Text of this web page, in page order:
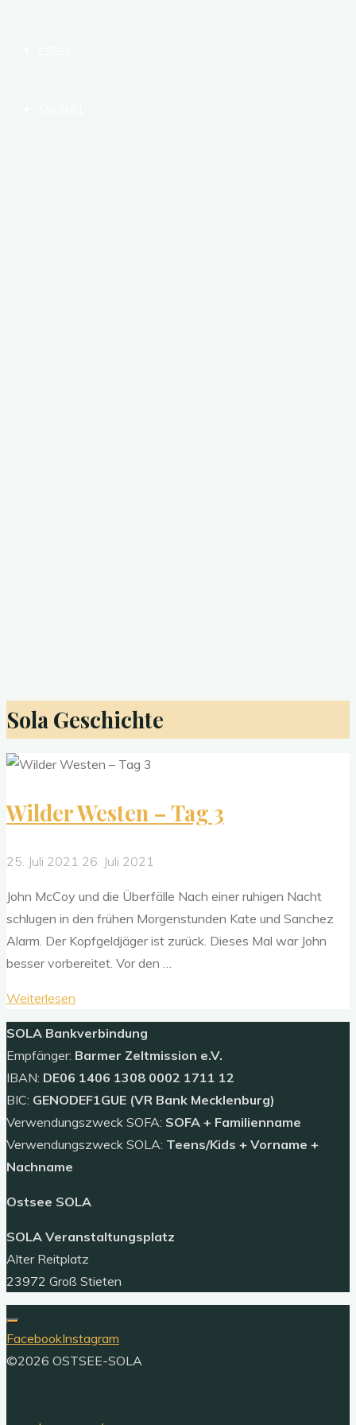
Sola Geschichte
Wilder Westen – Tag 3
25. Juli 2021 26. Juli 2021
John McCoy und die Überfälle Nach einer ruhigen Nacht
schlugen in den frühen Morgenstunden Kate und Sanchez
Alarm. Der Kopfgeldjäger ist zurück. Dieses Mal war John
besser vorbereitet. Vor den …
Weiterlesen
Westen
–
Tag
3"
SOLA Bankverbindung
Empfänger: Barmer Zeltmission e.V.
IBAN: DE06 1406 1308 0002 1711 12
BIC: GENODEF1GUE (VR Bank Mecklenburg)
Verwendungszweck SOFA: SOFA + Familienname
Verwendungszweck SOLA: Teens/Kids + Vorname +
Nachname
Ostsee SOLA
SOLA Veranstaltungsplatz
Alter Reitplatz
23972 Groß Stieten
FacebookInstagram
©2026 OSTSEE-SOLA